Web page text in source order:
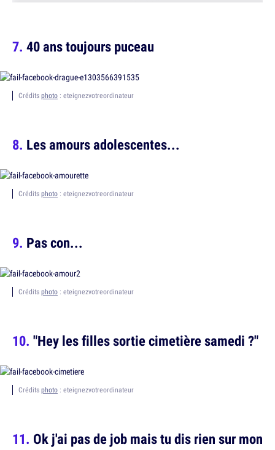
40 ans toujours puceau
Crédits photo : eteignezvotreordinateur
Les amours adolescentes...
Crédits photo : eteignezvotreordinateur
Pas con...
Crédits photo : eteignezvotreordinateur
"Hey les filles sortie cimetière samedi ?"
Crédits photo : eteignezvotreordinateur
Ok j'ai pas de job mais tu dis rien sur mon